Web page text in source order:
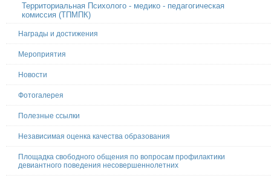
Территориальная Психолого - медико - педагогическая
комиссия (ТПМПК)
Награды и достижения
Мероприятия
Новости
Фотогалерея
Полезные ссылки
Независимая оценка качества образования
Площадка свободного общения по вопросам профилактики
девиантного поведения несовершеннолетних